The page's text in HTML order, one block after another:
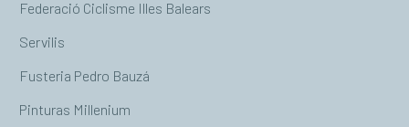
Federació Ciclisme Illes Balears
Servilis
Fusteria Pedro Bauzá
Pinturas Millenium